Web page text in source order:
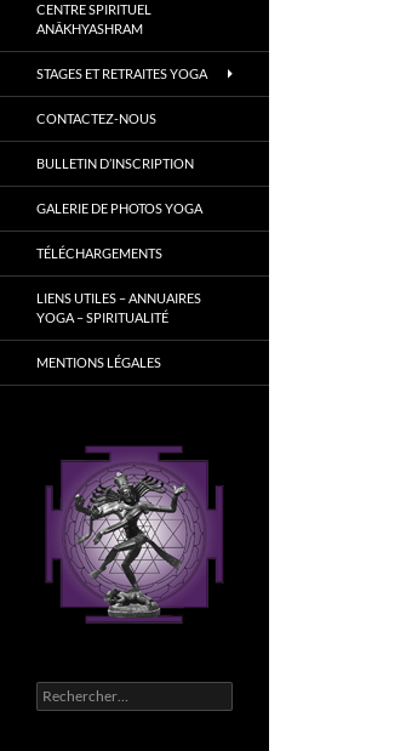
CENTRE SPIRITUEL
ANÂKHYASHRAM
STAGES ET RETRAITES YOGA
CONTACTEZ-NOUS
BULLETIN D’INSCRIPTION
GALERIE DE PHOTOS YOGA
TÉLÉCHARGEMENTS
LIENS UTILES – ANNUAIRES
YOGA – SPIRITUALITÉ
MENTIONS LÉGALES
Rechercher :